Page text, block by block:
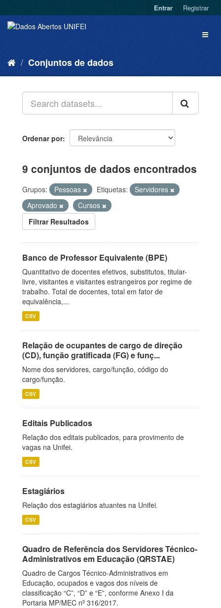
Entrar Registrar
Conjuntos de dados
Ordenar por
9 conjuntos de dados encontrados
Grupos: Pessoas Etiquetas:
Servidores
Aprovado
Cursos
Filtrar Resultados
Banco de Professor Equivalente (BPE)
Quantitativo de docentes efetivos, substitutos, titular-
livre, visitantes e visitantes estrangeiros por regime de
trabalho. Total de docentes, total em fator de
equivalência,...
CSV
Relação de ocupantes de cargo de direção
(CD), função gratificada (FG) e funç...
Nome dos servidores, cargo/função, código do
cargo/função.
CSV
Editais Publicados
Relação dos editais publicados, para provimento de
vagas na Unifei.
CSV
Estagiários
Relação dos estagiários atuantes na Unifei.
CSV
Quadro de Referência dos Servidores Técnico-
Administrativos em Educação (QRSTAE)
Quadro de Cargos Técnico-Administrativos em
Educação, ocupados e vagos dos níveis de
classificação “C”, “D” e “E”, conforme Anexo I da
Portaria MP/MEC nº 316/2017.